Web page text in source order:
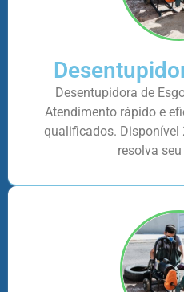
Desentupidora de
Atendimento rápido e
qualificados. Disponível
resolva